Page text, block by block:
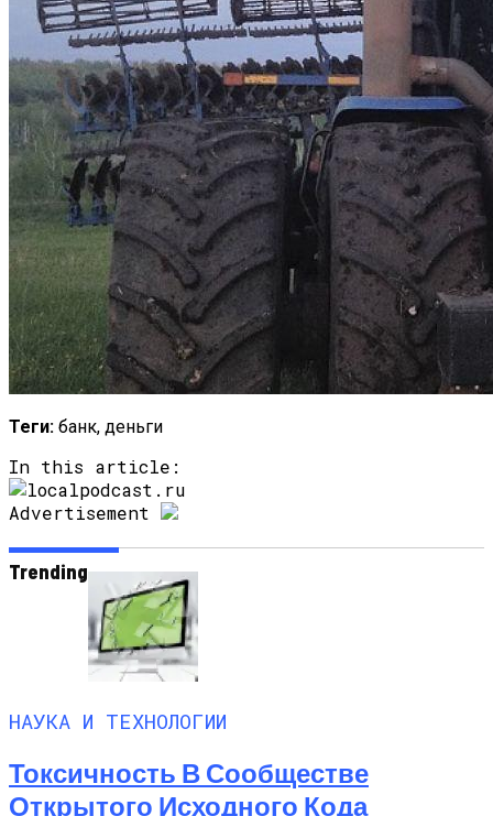
Как Состояние Сына Михаила
Ефремова, Который Выпал Из Окна
Ученые-Компьютерщики Изобрели
Простой Метод Ускорения Очистки
Кэша
Теги: банк, деньги
In this article:
Advertisement
Trending
НАУКА И ТЕХНОЛОГИИ
Токсичность В Сообществе
Открытого Исходного Кода